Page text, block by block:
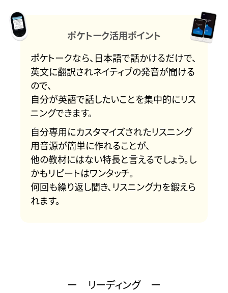
ポケトーク活用ポイント
ポケトークなら、日本語で話かけるだけで、
英文に翻訳されネイティブの発音が聞ける
ので、
自分が英語で話したいことを集中的にリス
ニングできます。
自分専用にカスタマイズされたリスニング
用音源が簡単に作れることが、
他の教材にはない特長と言えるでしょう。し
かもリピートはワンタッチ。
何回も繰り返し聞き、リスニング力を鍛えら
れます。
ー リーディング ー